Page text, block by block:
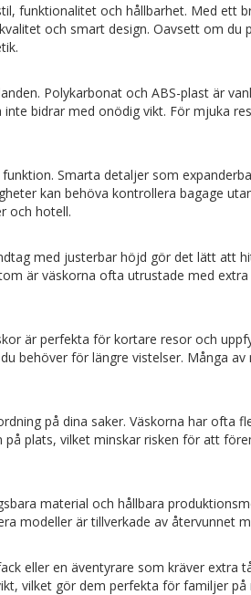
funktionalitet och hållbarhet. Med ett
och smart design. Oavsett om du
Polykarbonat och ABS-plast är
bidrar med onödig vikt. För mjuka
Smarta detaljer som
kan behöva kontrollera bagage
och hotell.
med justerbar höjd gör det lätt att
är väskorna ofta utrustade med
är perfekta för kortare resor och
behöver för längre vistelser. Många
på dina saker. Väskorna har ofta
plats, vilket minskar risken för att
material och hållbara
modeller är tillverkade av återvunnet
eller en äventyrare som kräver
vilket gör dem perfekta för familjer på